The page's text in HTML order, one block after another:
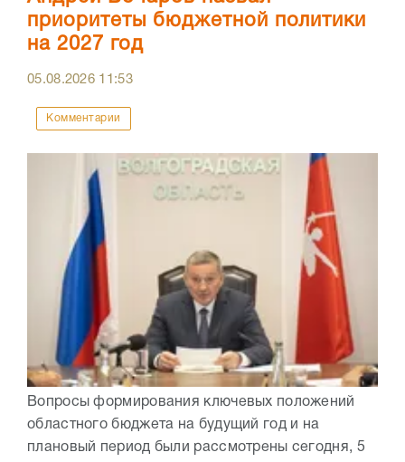
приоритеты бюджетной политики
на 2027 год
05.08.2026 11:53
Комментарии
Вопросы формирования ключевых положений
областного бюджета на будущий год и на
плановый период были рассмотрены сегодня, 5